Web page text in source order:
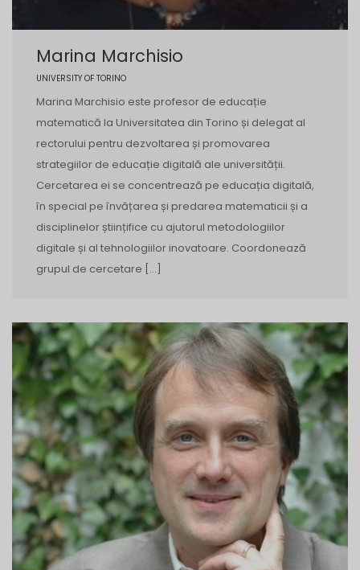
Marina Marchisio
UNIVERSITY OF TORINO
Marina Marchisio este profesor de educație
matematică la Universitatea din Torino și delegat al
rectorului pentru dezvoltarea și promovarea
strategiilor de educație digitală ale universității.
Cercetarea ei se concentrează pe educația digitală,
în special pe învățarea și predarea matematicii și a
disciplinelor științifice cu ajutorul metodologiilor
digitale și al tehnologiilor inovatoare. Coordonează
grupul de cercetare […]